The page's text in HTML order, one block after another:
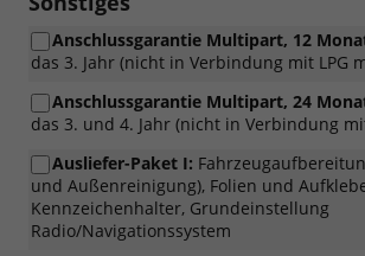
Anschlussgarantie Multipart, 12
das 3. Jahr (nicht in Verbindung mit LPG
Anschlussgarantie Multipart, 24
das 3. und 4. Jahr (nicht in Verbindung
Ausliefer-Paket I:
und Außenreinigung), Folien und
Kennzeichenhalter, Grundeinstellung
Radio/Navigationssystem